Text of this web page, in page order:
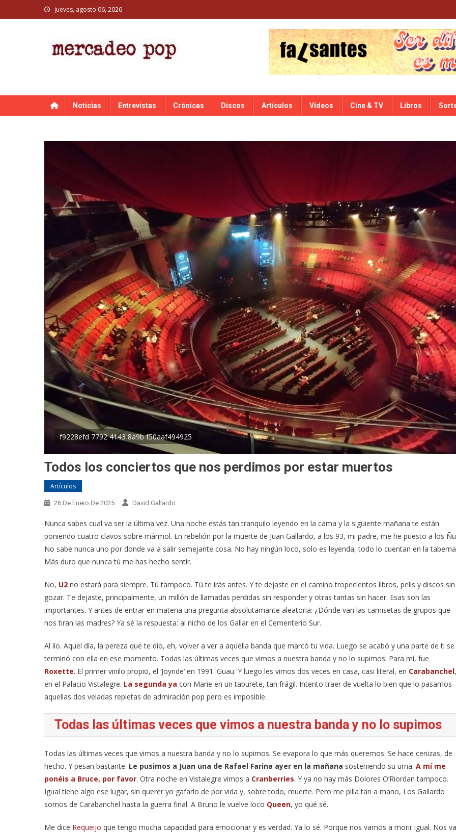
to
jueves, agosto 06, 2026
Noticias Entrevistas Crónicas Discos Artículos Vídeos Cine & TV Libros
f9228efd 7792 4143 8a9b f50aaf494925
Todos los conciertos que nos perdimos por estar muertos
Artículos
26 De Enero De 2025 David Gallardo
Nunca sabes cual va ser la última vez. Una noche estás tan tranquilo leyendo en la cama y la siguiente mañana te están
poniendo cuatro clavos sobre mármol. En rebelión por la muerte de Juan Gallardo, a los 93, mi padre, me he puesto a los
No sabe nunca uno por donde va a salir semejante cosa. No hay ningún loco, solo es leyenda, todo lo cuentan en la
Más duro que nunca tú me has hecho sentir.
No, U2 no estará para siempre. Tú tampoco. Tú te irás antes. Y te dejaste en el camino tropecientos libros, pelis y discos sin
gozar. Te dejaste, principalmente, un millón de llamadas perdidas sin responder y otras tantas sin hacer. Esas son las
importantes. Y antes de entrar en materia una pregunta absolutamante aleatoria: ¿Dónde van las camisetas de grupos que
nos tiran las madres? Ya sé la respuesta: al nicho de los Gallar en el Cementerio Sur.
Al lío. Aquel día, la pereza que te dio, eh, volver a ver a aquella banda que marcó tu vida. Luego se acabó y una parte de ti se
terminó con ella en ese momento. Todas las últimas veces que vimos a nuestra banda y no lo supimos. Para mí, fue
Roxette. El primer vinilo propio, el ‘Joyride’ en 1991. Guau. Y luego les vimos dos veces en casa, casi literal, en Carabanchel,
en el Palacio Vistalegre. La segunda ya con Marie en un taburete, tan frágil. Intento traer de vuelta lo bien que lo pasamos
aquellas dos veladas repletas de admiración pop pero es imposible.
Todas las últimas veces que vimos a nuestra banda y no lo supimos
Todas las últimas veces que vimos a nuestra banda y no lo supimos. Se evapora lo que más queremos. Se hace cenizas, de
hecho. Y pesan bastante. Le pusimos a Juan una de Rafael Farina ayer en la mañana sosteniendo su urna. A mí me
ponéis a Bruce, por favor. Otra noche en Vistalegre vimos a Cranberries. Y ya no hay más Dolores O’Riordan tampoco.
Igual tiene algo ese lugar, sin querer yo gafarlo de por vida y, sobre todo, muerte. Pero me pilla tan a mano, Los Gallardo
somos de Carabanchel hasta la guerra final. A Bruno le vuelve loco Queen, yo qué sé.
Me dice Requeijo que tengo mucha capacidad para emocionar y es verdad. Ya lo sé. Porque nos vamos a morir igual. Nos